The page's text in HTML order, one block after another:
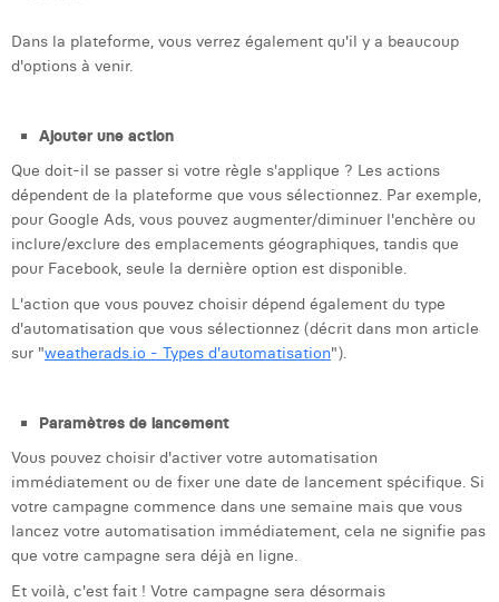
Dans la plateforme, vous verrez également qu'il y a beaucoup
d'options à venir.
Ajouter une action
Que doit-il se passer si votre règle s'applique ? Les actions
dépendent de la plateforme que vous sélectionnez. Par exemple,
pour Google Ads, vous pouvez augmenter/diminuer l'enchère ou
inclure/exclure des emplacements géographiques, tandis que
pour Facebook, seule la dernière option est disponible.
L'action que vous pouvez choisir dépend également du type
d'automatisation que vous sélectionnez (décrit dans mon article
sur "weatherads.io - Types d'automatisation").
Paramètres de lancement
Vous pouvez choisir d'activer votre automatisation
immédiatement ou de fixer une date de lancement spécifique. Si
votre campagne commence dans une semaine mais que vous
lancez votre automatisation immédiatement, cela ne signifie pas
que votre campagne sera déjà en ligne.
Et voilà, c'est fait ! Votre campagne sera désormais